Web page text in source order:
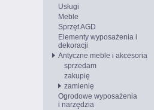
Usługi
Meble
Sprzęt AGD
Elementy wyposażenia i
dekoracji
Antyczne meble i akcesoria
sprzedam
zakupię
zamienię
Ogrodowe wyposażenia
i narzędzia